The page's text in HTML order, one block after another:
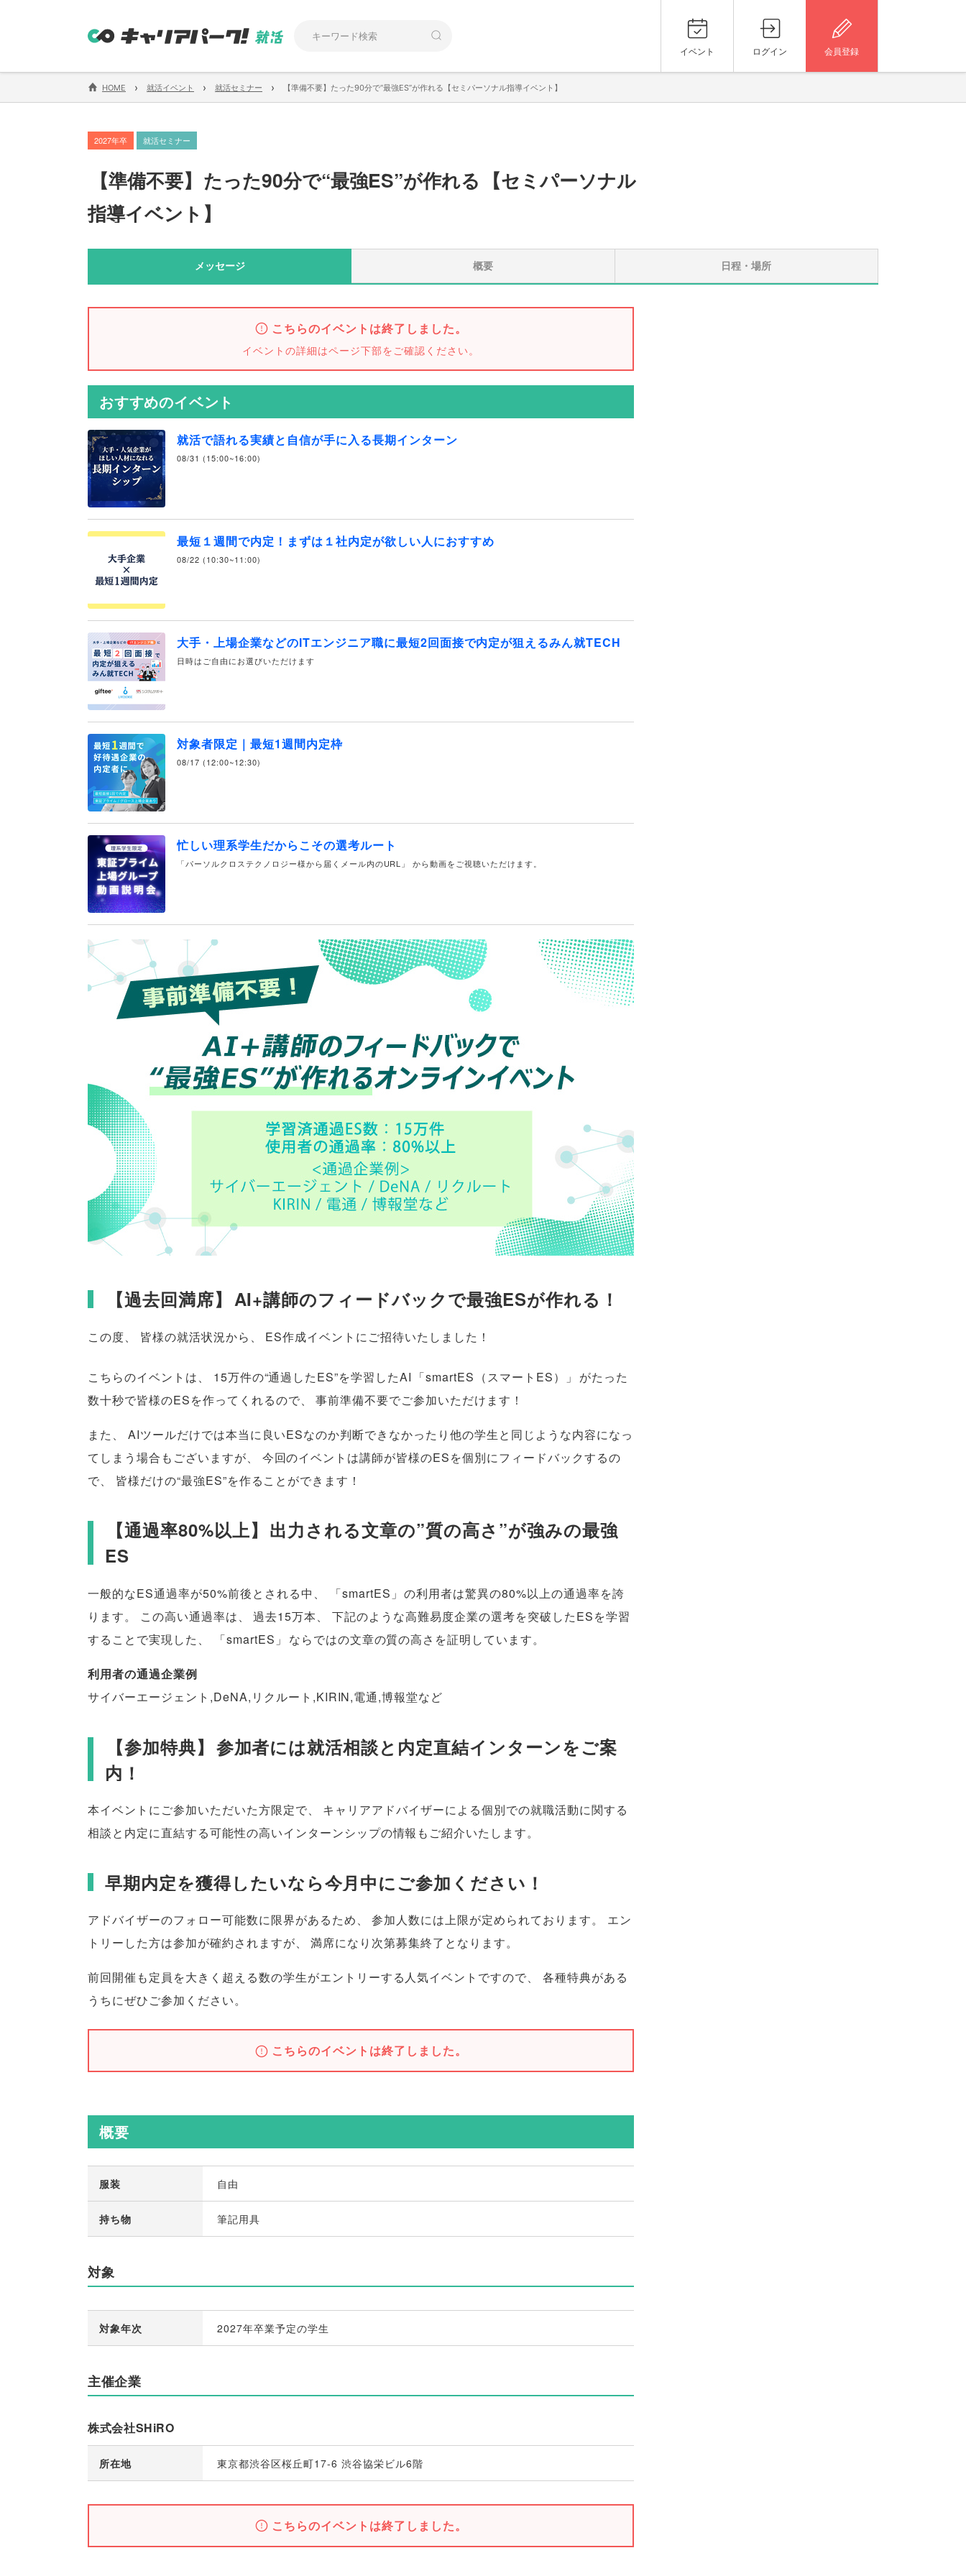
イベント ログイン 会員登録
HOME › 就活イベント › 就活セミナー › 【準備不要】たった90分で“最強ES”が作れる【セミパーソナル指導イベント】
2027年卒 就活セミナー
【準備不要】 たった90分で“最強ES”が作れる 【セミパーソナル
指導イベント 】
メッセージ 概要 日程・場所
こちらのイベントは終了しました。
イベントの詳細はページ下部をご確認ください。
おすすめのイベント
就活で語れる実績と自信が手に入る長期インターン
08/31 (15:00~16:00)
最短１週間で内定！まずは１社内定が欲しい人におすすめ
08/22 (10:30~11:00)
大手・上場企業などのITエンジニア職に最短2回面接で内定が狙えるみん就TECH
日時はご自由にお選びいただけます
対象者限定｜最短1週間内定枠
08/17 (12:00~12:30)
忙しい理系学生だからこその選考ルート
「パーソルクロステクノロジー様から届くメール内のURL」 から動画をご視聴いただけます。
【過去回満席】 AI+講師のフィードバックで最強ESが作れる！
この度、 皆様の就活状況から 、 ES作成イベントにご招待いたしました！
こちらのイベントは、 15万件の“通過したES”を学習したAI 「smartES （スマートES）」 がたった
数十秒で皆様のESを作ってくれるので、 事前準備不要でご参加いただけます！
また 、
AIツールだけでは本当に良いESなのか判断できなかったり他の学生と同じような内容になっ
てしまう場合もございますが、 今回のイベントは講師が皆様のESを個別にフィードバックするの
で、 皆様だけの“最強ES”を作ることができます！
【通過率80%以上】 出力される文章の”質の高さ”が強みの最強
ES
一般的なES通過率が50%前後とされる中 、 「smartES 」 の利用者は驚異の80%以上の通過率を誇
ります。 この高い通過率は、 過去15万本、
下記のような高難易度企業の選考を突破したESを学習
することで実現した 、 「smartES 」 ならではの文章の質の高さを証明しています。
利用者の通過企業例
サイバーエージェント,DeNA,リクルート,KIRIN,電通,博報堂など
【参加特典】 参加者には就活相談と内定直結インターンをご案
内！
本イベントにご参加いただいた方限定で、
キャリアアドバイザーによる個別での就職活動に関する
相談と内定に直結する可能性の高いインターンシップの情報もご紹介いたします。
早期内定を獲得したいなら今月中にご参加ください！
アドバイザーのフォロー可能数に限界があるため、 参加人数には上限が定められております。
エン
トリーした方は参加が確約されますが、 満席になり次第募集終了となります。
前回開催も定員を大きく超える数の学生がエントリーする人気イベントですので、
各種特典がある
うちにぜひご参加ください。
こちらのイベントは終了しました。
概要
服装 自由
持ち物 筆記用具
対象
対象年次 2027年卒業予定の学生
主催企業
株式会社SHiRO
所在地 東京都渋谷区桜丘町17-6 渋谷協栄ビル6階
こちらのイベントは終了しました。